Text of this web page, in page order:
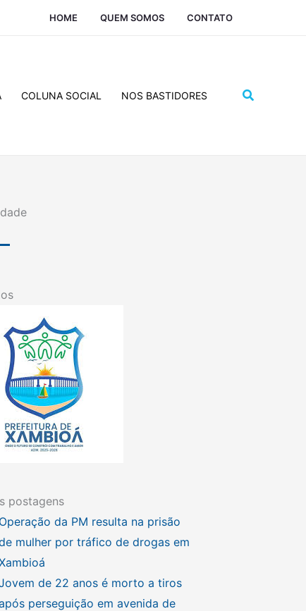
HOME QUEM SOMOS CONTATO
COLUNA SOCIAL NOS BASTIDORES Pesquisar
postagens
Operação da PM resulta na prisão
mulher por tráfico de drogas em
de 22 anos é morto a tiros
perseguição em avenida de